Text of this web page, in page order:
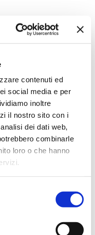
contenuti ed
social media e per
inoltre
il nostro sito con i
dei dati web,
combinarle
loro o che hanno
e gentilezza da parte
e buoni prezzi.
Lo
e il resto dei